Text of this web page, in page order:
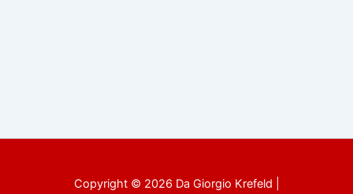
Copyright © 2026 Da Giorgio Krefeld |